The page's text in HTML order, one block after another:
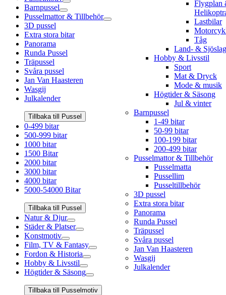
Flygplan
Lastbilar
Tåg
Land- & Sjöslag
Hobby & Livsstil
Sport
Mat & Dryck
Mode & musik
Högtider & Säsong
Jul & vinter
Barnpussel
1-49 bitar
50-99 bitar
100-199 bitar
200-499 bitar
Pusselmattor & Tillbehör
Pusselmatta
Pussellim
Pusseltillbehör
3D pussel
Extra stora bitar
Panorama
Runda Pussel
Träpussel
Svåra pussel
Jan Van Haasteren
Wasgij
Julkalender
Barnpussel
Pusselmattor & Tillbehör
3D pussel
Extra stora bitar
Panorama
Runda Pussel
Träpussel
Svåra pussel
Jan Van Haasteren
Wasgij
Julkalender
Tillbaka till Pussel
0-499 bitar
500-999 bitar
1000 bitar
1500 Bitar
2000 bitar
3000 bitar
4000 bitar
5000-54000 Bitar
Tillbaka till Pussel
Natur & Djur
Städer & Platser
Konstmotiv
Film, TV & Fantasy
Fordon & Historia
Hobby & Livsstil
Högtider & Säsong
Tillbaka till Pusselmotiv